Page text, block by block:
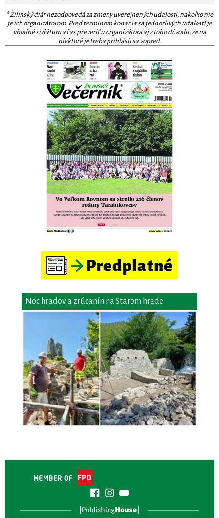
* Žilinský diár nezodpovedá za zmeny uverejnených udalostí, nakoľko nie
je ich organizátorom. Pred termínom konania sa jednotlivých udalostí je
vhodné si dátum a čas preveriť u organizátora aj z toho dôvodu, že na
niektoré je treba prihlásiť sa vopred.
Noc hradov a zrúcanín na Starom hrade